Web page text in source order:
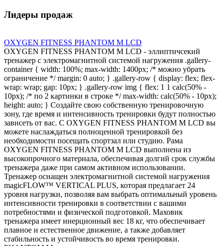
Лидеры продаж
OXYGEN FITNESS PHANTOM M LCD
OXYGEN FITNESS PHANTOM M LCD - эллиптичсекий
тренажер с электромагнитной системой нагружения .gallery-
container { width: 100%; max-width: 1400px; /* можно убрать
ограничение */ margin: 0 auto; } .gallery-row { display: flex; flex-
wrap: wrap; gap: 10px; } .gallery-row img { flex: 1 1 calc(50% -
10px); /* по 2 картинки в строке */ max-width: calc(50% - 10px);
height: auto; } Создайте свою собственную тренировочную
зону, где время и интенсивность тренировки будут полностью
зависеть от вас. С OXYGEN FITNESS PHANTOM M LCD вы
можете наслаждаться полноценной тренировкой без
необходимости посещать спортзал или студию. Рама
OXYGEN FITNESS PHANTOM M LCD выполнена из
высокопрочного материала, обеспечивая долгий срок службы
тренажера даже при самом активном использовании.
Тренажер оснащен электромагнитной системой нагружения
magicFLOW™ VERTICAL PLUS, которая предлагает 24
уровня нагрузки, позволяя вам выбрать оптимальный уровень
интенсивности тренировки в соответствии с вашими
потребностями и физической подготовкой. Маховик
тренажера имеет инерционный вес 18 кг, что обеспечивает
плавное и естественное движение, а также добавляет
стабильность и устойчивость во время тренировки.